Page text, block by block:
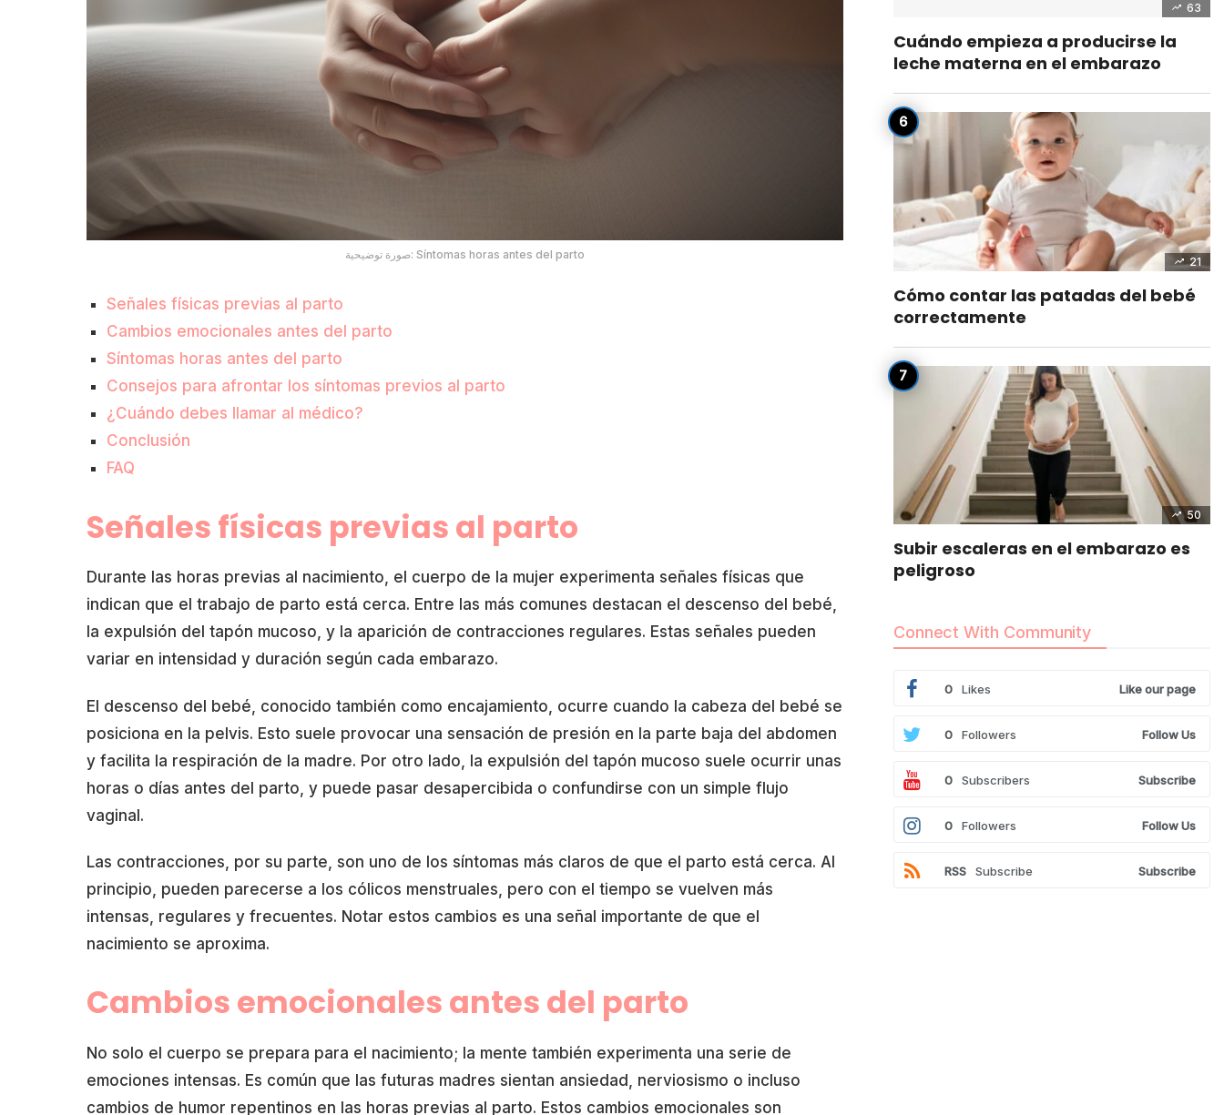
صورة توضيحية: Síntomas horas antes del parto
Señales físicas previas al parto
Cambios emocionales antes del parto
Síntomas horas antes del parto
Consejos para afrontar los síntomas previos al parto
¿Cuándo debes llamar al médico?
Conclusión
FAQ
Señales físicas previas al parto
Durante las horas previas al nacimiento, el cuerpo de la mujer experimenta señales físicas que
indican que el trabajo de parto está cerca. Entre las más comunes destacan el descenso del bebé,
la expulsión del tapón mucoso, y la aparición de contracciones regulares. Estas señales pueden
variar en intensidad y duración según cada embarazo.
El descenso del bebé, conocido también como encajamiento, ocurre cuando la cabeza del bebé se
posiciona en la pelvis. Esto suele provocar una sensación de presión en la parte baja del abdomen
y facilita la respiración de la madre. Por otro lado, la expulsión del tapón mucoso suele ocurrir unas
horas o días antes del parto, y puede pasar desapercibida o confundirse con un simple flujo
vaginal.
Las contracciones, por su parte, son uno de los síntomas más claros de que el parto está cerca. Al
principio, pueden parecerse a los cólicos menstruales, pero con el tiempo se vuelven más
intensas, regulares y frecuentes. Notar estos cambios es una señal importante de que el
nacimiento se aproxima.
Cambios emocionales antes del parto
No solo el cuerpo se prepara para el nacimiento; la mente también experimenta una serie de
emociones intensas. Es común que las futuras madres sientan ansiedad, nerviosismo o incluso
cambios de humor repentinos en las horas previas al parto. Estos cambios emocionales son
63
Cuándo empieza a producirse la
leche materna en el embarazo
21
Cómo contar las patadas del bebé
correctamente
50
Subir escaleras en el embarazo es
peligroso
Connect With Community
0 Likes Like our page
0 Followers Follow Us
0 Subscribers Subscribe
0 Followers Follow Us
RSS Subscribe Subscribe